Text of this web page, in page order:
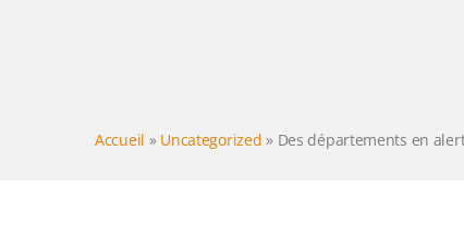
Accueil » Uncategorized » Des départements en